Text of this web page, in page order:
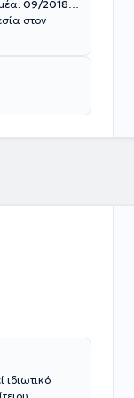
09/2018 –
στον
ιδιωτικό